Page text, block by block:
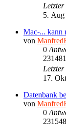
5. Aug
Mac-... kann
von
0
231481
17.
Datenbank
von
0
231548